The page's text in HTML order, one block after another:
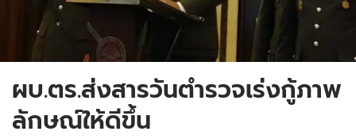
ผบ.ตร.ส่งสารวันตำรวจเร่งกู้ภาพ
ลักษณ์ให้ดีขึ้น